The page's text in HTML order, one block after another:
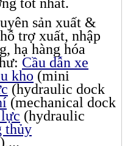
sản xuất &
trợ xuất, nhập
hạ hàng hóa
Cầu dẫn xe
kho (mini
(hydraulic dock
(mechanical dock
(hydraulic
thủy